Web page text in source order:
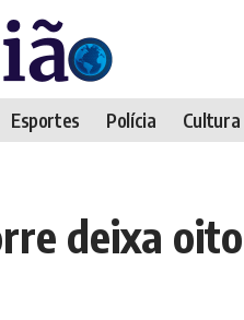
Esportes Polícia Cultura
deixa